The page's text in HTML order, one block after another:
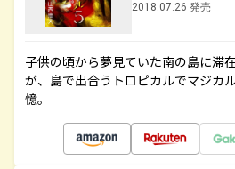
2018.07.26 発売
子供の頃から夢見ていた南の島に滞
が、島で出合うトロピカルでマジカ
憶。